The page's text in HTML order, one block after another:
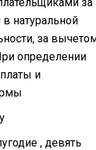
натуральной
за
определении
и
, девять